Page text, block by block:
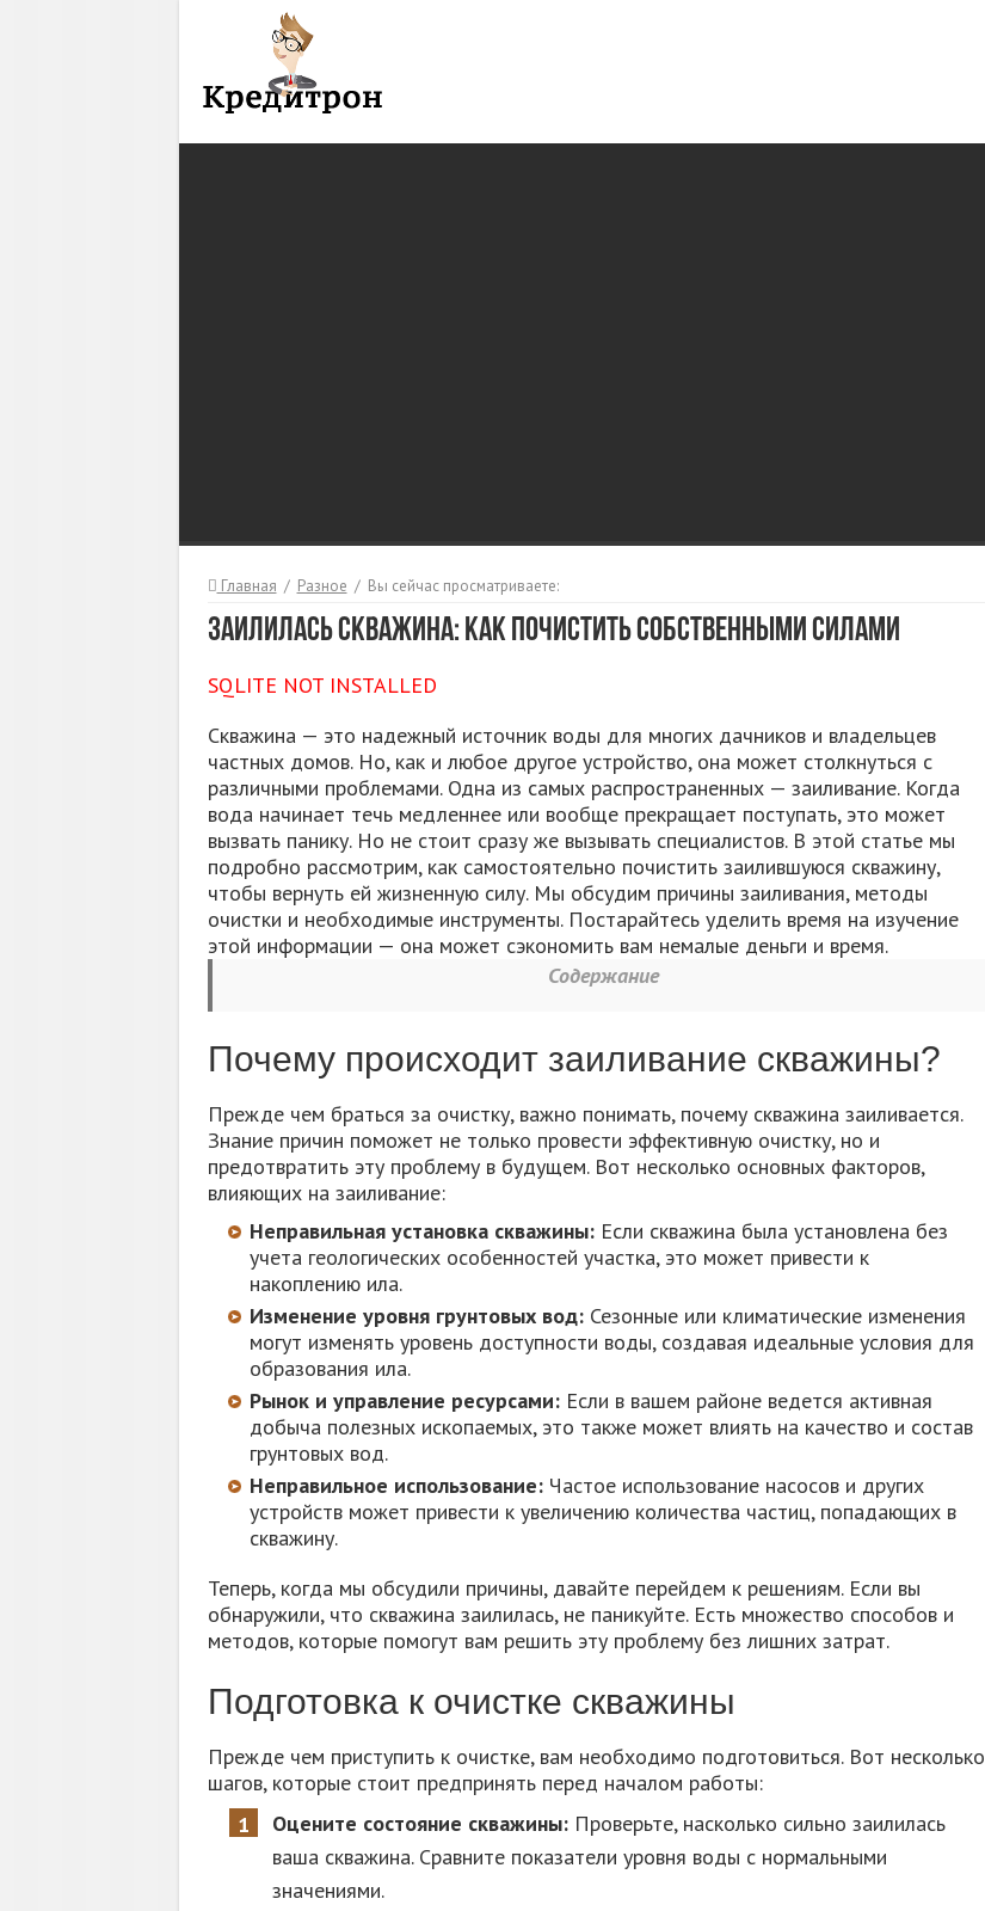
Главная / Разное / Вы сейчас просматриваете:
Заилилась скважина: как почистить собственными силами
SQLITE NOT INSTALLED
Скважина — это надежный источник воды для многих дачников и владельцев
частных домов. Но, как и любое другое устройство, она может столкнуться с
различными проблемами. Одна из самых распространенных — заиливание. Когда
вода начинает течь медленнее или вообще прекращает поступать, это может
вызвать панику. Но не стоит сразу же вызывать специалистов. В этой статье мы
подробно рассмотрим, как самостоятельно почистить заилившуюся скважину,
чтобы вернуть ей жизненную силу. Мы обсудим причины заиливания, методы
очистки и необходимые инструменты. Постарайтесь уделить время на изучение
этой информации — она может сэкономить вам немалые деньги и время.
Содержание
Почему происходит заиливание скважины?
Прежде чем браться за очистку, важно понимать, почему скважина заиливается.
Знание причин поможет не только провести эффективную очистку, но и
предотвратить эту проблему в будущем. Вот несколько основных факторов,
влияющих на заиливание:
Неправильная установка скважины:Если скважина была установлена без
учета геологических особенностей участка, это может привести к
накоплению ила.
Изменение уровня грунтовых вод:Сезонные или климатические изменения
могут изменять уровень доступности воды, создавая идеальные условия для
образования ила.
Рынок и управление ресурсами:Если в вашем районе ведется активная
добыча полезных ископаемых, это также может влиять на качество и состав
грунтовых вод.
Неправильное использование:Частое использование насосов и других
устройств может привести к увеличению количества частиц, попадающих в
скважину.
Теперь, когда мы обсудили причины, давайте перейдем к решениям. Если вы
обнаружили, что скважина заилилась, не паникуйте. Есть множество способов и
методов, которые помогут вам решить эту проблему без лишних затрат.
Подготовка к очистке скважины
Прежде чем приступить к очистке, вам необходимо подготовиться. Вот несколько
шагов, которые стоит предпринять перед началом работы:
Оцените состояние скважины:Проверьте, насколько сильно заилилась
ваша скважина. Сравните показатели уровня воды с нормальными
значениями.